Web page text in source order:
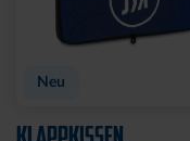
Neu